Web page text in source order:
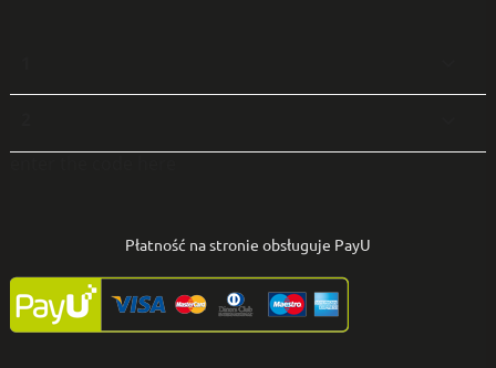
Płatność na stronie obsługuje PayU